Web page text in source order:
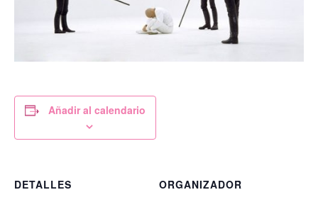
Añadir al calendario
DETALLES
ORGANIZADOR